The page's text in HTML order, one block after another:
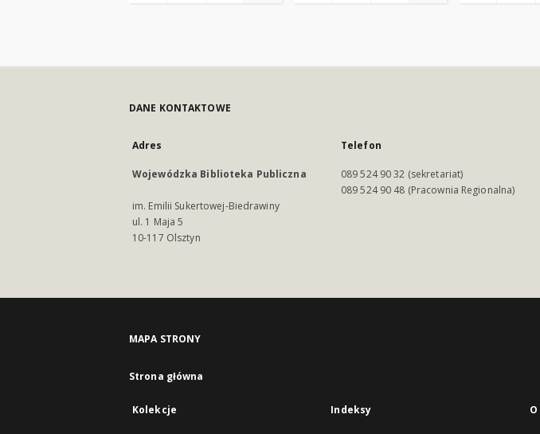
DANE KONTAKTOWE
Adres
Wojewódzka Biblioteka Publiczna
im. Emilii Sukertowej-Biedrawiny
ul. 1 Maja 5
10-117 Olsztyn
Telefon
089 524 90 32 (sekretariat)
089 524 90 48 (Pracownia Regionalna)
MAPA STRONY
Strona główna
Kolekcje Indeksy